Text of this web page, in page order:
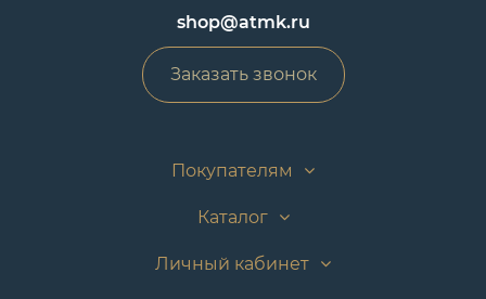
shop@atmk.ru
Заказать звонок
Покупателям
Каталог
Личный кабинет